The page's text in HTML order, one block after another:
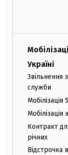
Україні
Звільнення
служби
Мобілізація
Мобілізація
Контракт
річних
Відстрочка